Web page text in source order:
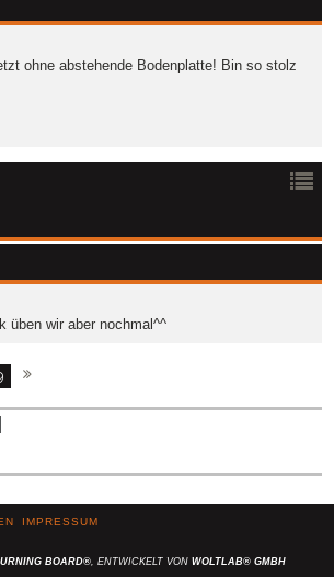
ohne abstehende Bodenplatte! Bin so stolz
üben wir aber nochmal^^
IMPRESSUM
BOARD®, ENTWICKELT VON WOLTLAB® GMBH